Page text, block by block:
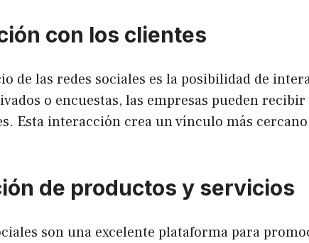
con los clientes
de las redes sociales es la posibilidad de
o encuestas, las empresas pueden
Esta interacción crea un vínculo más
de productos y servicios
son una excelente plataforma para